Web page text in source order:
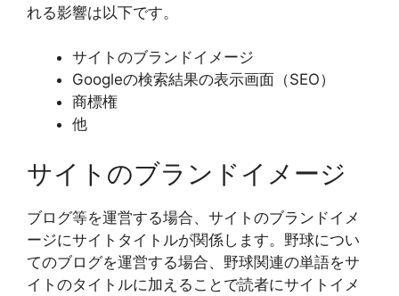
れる影響は以下です。
サイトのブランドイメージ
Googleの検索結果の表示画面（SEO）
商標権
他
サイトのブランドイメージ
ブログ等を運営する場合、サイトのブランドイメ
ージにサイトタイトルが関係します。野球につい
てのブログを運営する場合、野球関連の単語をサ
イトのタイトルに加えることで読者にサイトイメ